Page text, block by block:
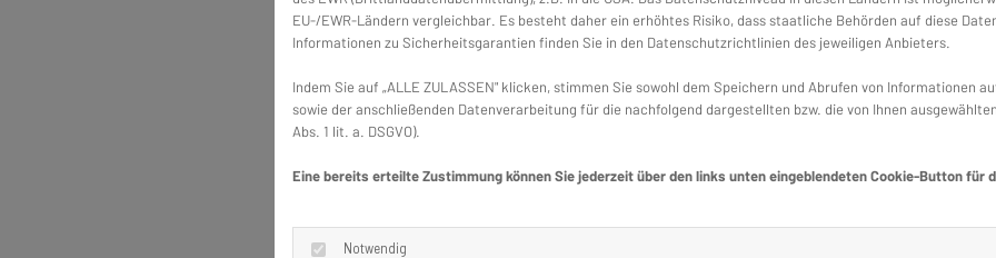
von Insekten belästigt werden. Gleichzeitig
Transparenz – wichtige Faktoren für den
Bäckereien ziehen Insekten besonders stark an.
unwiderstehlich für Wespen und Fliegen.
EU-/EWR-Ländern vergleichbar. Es besteht daher ein erhöhtes Risiko, dass staatliche Behörden auf diese
Informationen zu Sicherheitsgarantien finden Sie in den Datenschutzrichtlinien des jeweiligen Anbieters.
Indem Sie auf „ALLE ZULASSEN" klicken, stimmen Sie sowohl dem Speichern und Abrufen von Informationen
sowie der anschließenden Datenverarbeitung für die nachfolgend dargestellten bzw. die von Ihnen
Abs. 1 lit. a. DSGVO).
Eine bereits erteilte Zustimmung können Sie jederzeit über den links unten eingeblendeten Cookie-Button für
Notwendig